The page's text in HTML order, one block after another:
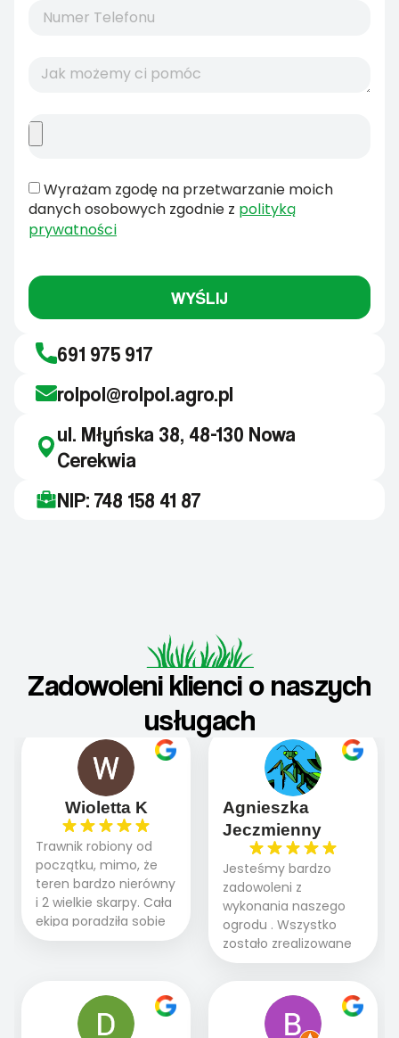
Wyrażam zgodę na przetwarzanie moich
danych osobowych zgodnie z polityką
prywatności
WYŚLIJ
691 975 917
rolpol@rolpol.agro.pl
ul. Młyńska 38, 48-130 Nowa
Cerekwia
NIP: 748 158 41 87
Zadowoleni klienci o naszych
usługach
Wioletta K
Trawnik robiony od
początku, mimo, że
teren bardzo nierówny
i 2 wielkie skarpy. Cała
ekipa poradziła sobie
WSPANIALE od
panowie wiedzą co
robią. Wszystko poszło
sprawnie i szybko.
Agnieszka
Jeczmienny
Jesteśmy bardzo
zadowoleni z
wykonania naszego
ogrodu . Wszystko
zostało zrealizowane
fachowo, rzetelnie i
oczekiwaniami. Prace
przebiegały sprawnie